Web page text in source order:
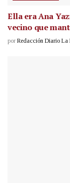
Ella era Ana
vecino que
por Redacción Diario La